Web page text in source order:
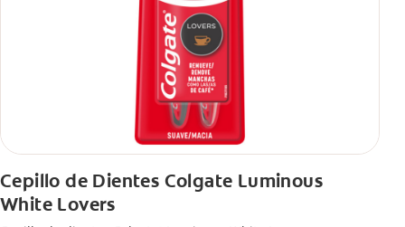
Cepillo de Dientes Colgate Luminous
White Lovers